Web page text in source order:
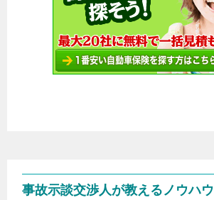
事故示談交渉人が教えるノウハウ